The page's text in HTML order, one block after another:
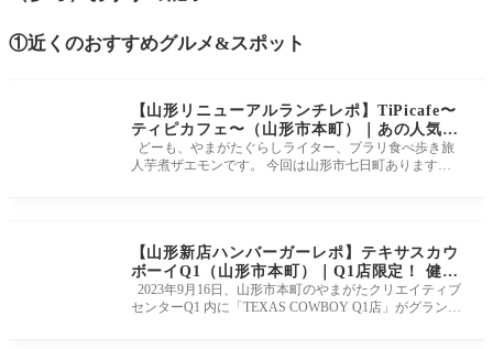
①近くのおすすめグルメ&スポット
【山形リニューアルランチレポ】TiPicafe〜
ティピカフェ〜（山形市本町）｜あの人気カ
フェが七日町に移転リニューアルオープン！
どーも、やまがたぐらしライター、ブラリ食べ歩き旅
人芋煮ザエモンです。 今回は山形市七日町ありますカ
【山形新店ハンバーガーレポ】テキサスカウ
ボーイQ1（山形市本町）｜Q1店限定！ 健康
的で満足感たっぷりハンバーガー
2023年9月16日、山形市本町のやまがたクリエイティブ
センターQ1 内に「TEXAS COWBOY Q1店」がグランド